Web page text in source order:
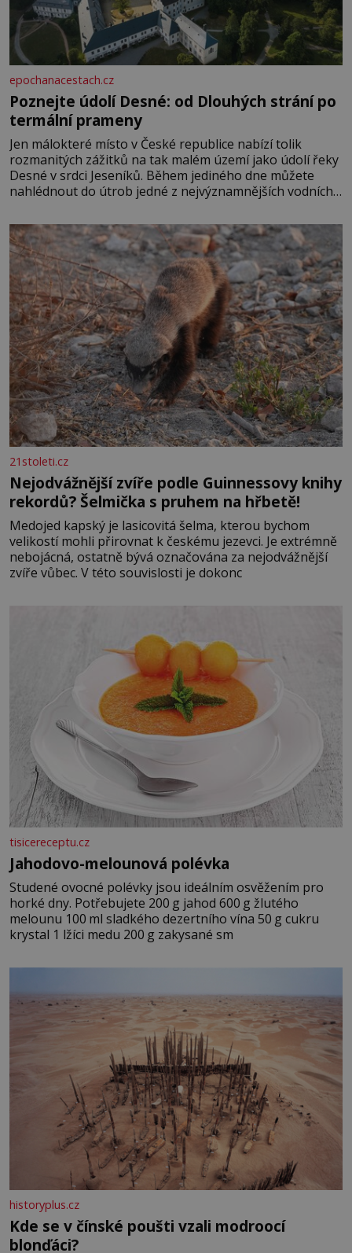
epochanacestach.cz
Poznejte údolí Desné: od Dlouhých strání po
termální prameny
Jen málokteré místo v České republice nabízí tolik
rozmanitých zážitků na tak malém území jako údolí řeky
Desné v srdci Jeseníků. Během jediného dne můžete
nahlédnout do útrob jedné z nejvýznamnějších vodních
se na koloběžce a den zakončit poznáváním památek ve
Velkých Losinách nebo v termálním
21stoleti.cz
Nejodvážnější zvíře podle Guinnessovy knihy
rekordů? Šelmička s pruhem na hřbetě!
Medojed kapský je lasicovitá šelma, kterou bychom
velikostí mohli přirovnat k českému jezevci. Je extrémně
nebojácná, ostatně bývá označována za nejodvážnější
zvíře vůbec. V této souvislosti je dokonc
tisicereceptu.cz
Jahodovo-melounová polévka
Studené ovocné polévky jsou ideálním osvěžením pro
horké dny. Potřebujete 200 g jahod 600 g žlutého
melounu 100 ml sladkého dezertního vína 50 g cukru
krystal 1 lžíci medu 200 g zakysané sm
historyplus.cz
Kde se v čínské poušti vzali modroocí
blonďáci?